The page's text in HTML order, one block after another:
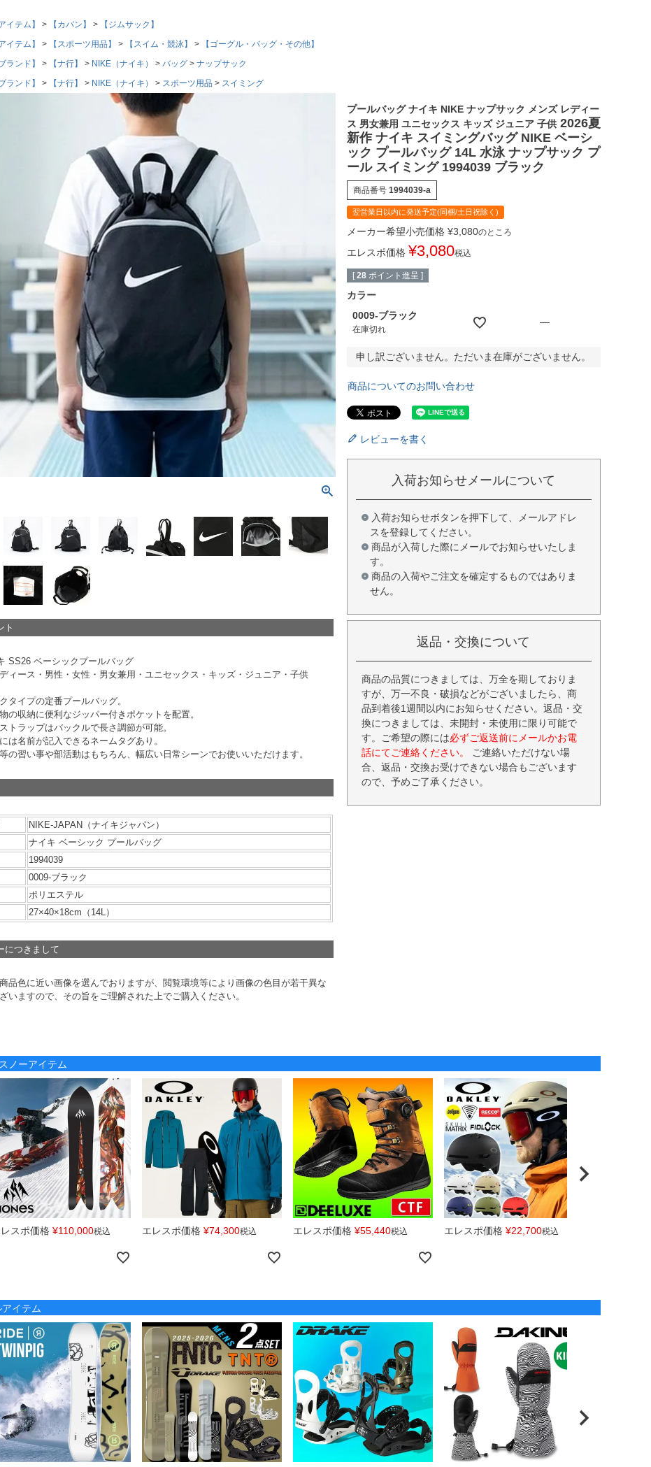
イテム】 【カバン】
【ジムサック】
イテム】 【スポーツ用品】 【スイム・競泳】
【ゴーグル・バッグ・その他】
ランド】 【ナ行】 NIKE（ナイキ） バッグ
ナップサック
ランド】 【ナ行】 NIKE（ナイキ） スポーツ用品 スイミング
ト
SS26 ベーシックプールバッグ
ィース・男性・女性・男女兼用・ユニセックス・キッズ・ジュニア・子供
タイプの定番プールバッグ。
の収納に便利なジッパー付きポケットを配置。
トラップはバックルで長さ調節が可能。
は名前が記入できるネームタグあり。
の習い事や部活動はもちろん、幅広い日常シーンでお使いいただけます。
NIKE-JAPAN（ナイキジャパン）
ナイキ ベーシック プールバッグ
1994039
0009-ブラック
ポリエステル
27×40×18cm（14L）
につきまして
品色に近い画像を選んでおりますが、閲覧環境等により画像の色目が若干異な
いますので、その旨をご理解された上でご購入ください。
プールバッグ ナイキ NIKE ナップサック メンズ レディー
ス 男女兼用 ユニセックス キッズ ジュニア 子供 2026夏
新作 ナイキ スイミングバッグ NIKE ベーシ
ック プールバッグ 14L 水泳 ナップサック プ
ール スイミング 1994039 ブラック
商品番号 1994039-a
翌営業日以内に発送予定(同梱/土日祝除く)
メーカー希望小売価格 ¥3,080のところ
エレスポ価格 ¥3,080税込
[ 28 ポイント進呈 ]
カラー
0009-ブラック
在庫切れ
—
申し訳ございません。ただいま在庫がございません。
商品についてのお問い合わせ
レビューを書く
入荷お知らせメールについて
入荷お知らせボタンを押下して、メールアドレ
スを登録してください。
商品が入荷した際にメールでお知らせいたしま
す。
商品の入荷やご注文を確定するものではありま
せん。
返品・交換について
商品の品質につきましては、万全を期しておりま
すが、万一不良・破損などがございましたら、商
品到着後1週間以内にお知らせください。返品・交
換につきましては、未開封・未使用に限り可能で
す。ご希望の際には必ずご返送前にメールかお電
話にてご連絡ください。
ご連絡いただけない場
合、返品・交換お受けできない場合もございます
ので、予めご了承ください。
ノーアイテム
スポ価格 ¥110,000税込 エレスポ価格 ¥74,300税込 エレスポ価格 ¥55,440税込 エレスポ価格 ¥22,700税込
イテム